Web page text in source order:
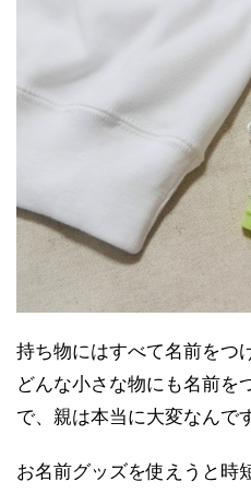
持ち物にはすべて名前をつ
どんな小さな物にも名前を
で、親は本当に大変なんで
お名前グッズを使えうと時